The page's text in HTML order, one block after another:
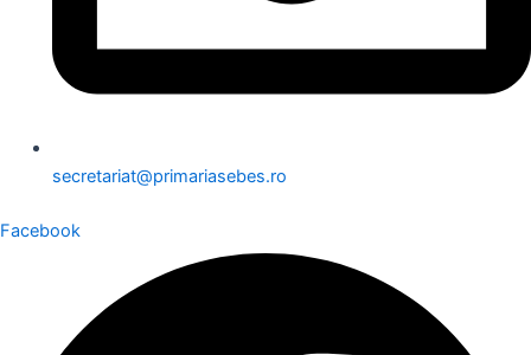
secretariat@primariasebes.ro
Facebook